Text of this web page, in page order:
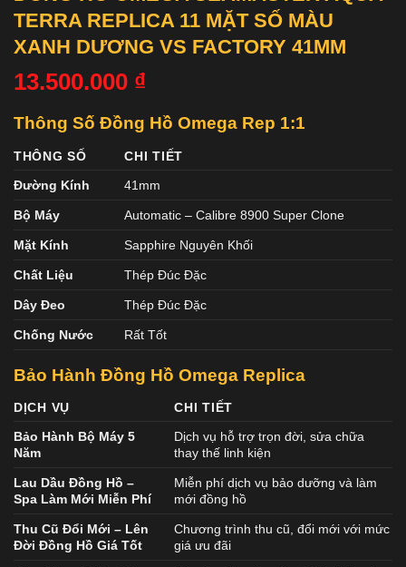
TERRA REPLICA 11 MẶT SỐ MÀU
XANH DƯƠNG VS FACTORY 41MM
13.500.000 ₫
Thông Số Đồng Hồ Omega Rep 1:1
THÔNG SỐ
CHI TIẾT
Đường Kính
41mm
Bộ Máy Automatic – Calibre 8900 Super Clone
Mặt Kính Sapphire Nguyên Khối
Chất Liệu Thép Đúc Đặc
Dây Đeo Thép Đúc Đặc
Chống Nước Rất Tốt
Bảo Hành Đồng Hồ Omega Replica
DỊCH VỤ
CHI TIẾT
Bảo Hành Bộ Máy 5
Năm
Dịch vụ hỗ trợ trọn đời, sửa chữa
thay thế linh kiện
Lau Dầu Đồng Hồ –
Spa Làm Mới Miễn Phí
Miễn phí dịch vụ bảo dưỡng và làm
mới đồng hồ
Thu Cũ Đổi Mới – Lên
Đời Đồng Hồ Giá Tốt
Chương trình thu cũ, đổi mới với mức
giá ưu đãi